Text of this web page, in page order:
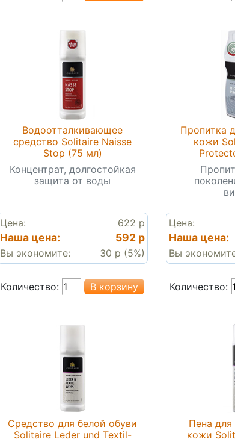
Водоотталкивающее
средство Solitaire Naisse
Stop (75 мл)
Концентрат, долгостойкая
защита от воды
Цена: 622 р
Наша цена: 592 р
Вы экономите: 30 р (5%)
Количество:
Пропитка
кожи
Цена:
Наша цена:
Вы
Количество:
Средство для белой обуви
Solitaire Leder und Textil-
Пена
кожи